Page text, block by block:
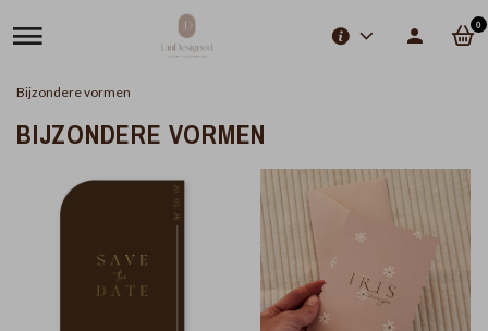
0
Bijzondere vormen
BIJZONDERE VORMEN